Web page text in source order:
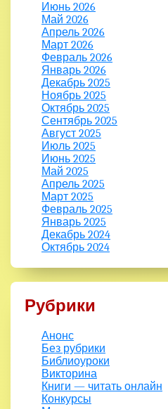
Июнь 2026
Май 2026
Апрель 2026
Март 2026
Февраль 2026
Январь 2026
Декабрь 2025
Ноябрь 2025
Октябрь 2025
Сентябрь 2025
Август 2025
Июль 2025
Июнь 2025
Май 2025
Апрель 2025
Март 2025
Февраль 2025
Январь 2025
Декабрь 2024
Октябрь 2024
Рубрики
Анонс
Без рубрики
Библиоуроки
Викторина
Книги — читать онлайн
Конкурсы